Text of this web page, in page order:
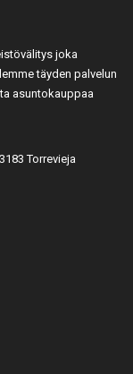
joka
täyden palvelun
asuntokauppaa
Torrevieja